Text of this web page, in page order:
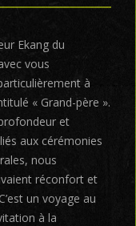
Ekang du
vous
à
« Grand-père ».
et
aux cérémonies
nous
réconfort et
un voyage au
à la